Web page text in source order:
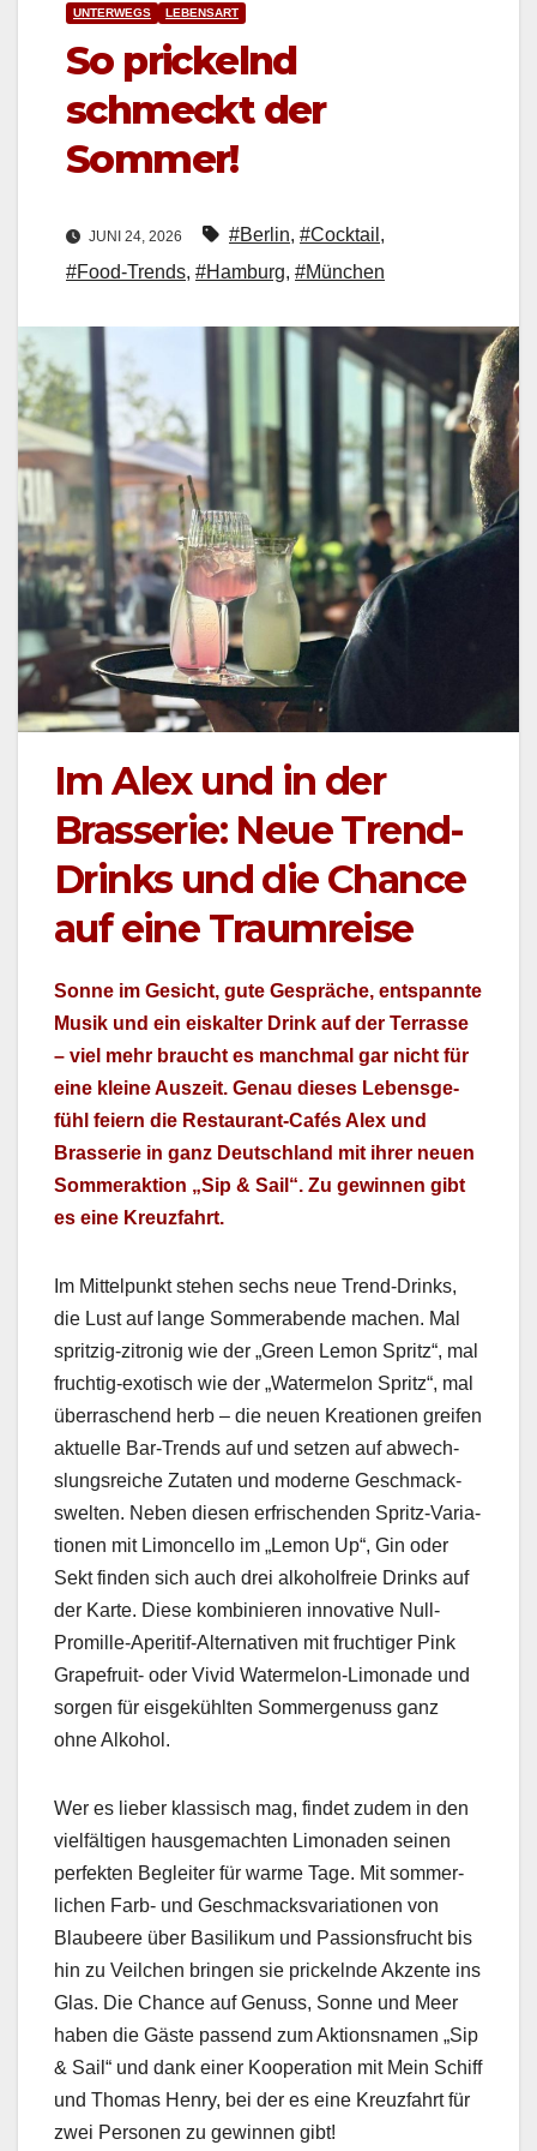
UNTERWEGS LEBENSART
So prickelnd
schmeckt der
Sommer!
JUNI 24, 2026 #Berlin, #Cocktail ,
#Food-Trends, #Hamburg, #München
Im Alex und in der
Brasserie: Neue Trend-
Drinks und die Chance
auf eine Traumreise
Sonne im Gesicht, gute Gespräche, entspan­nte
Musik und ein eiskalter Drink auf der Ter­rasse
– viel mehr braucht es manch­mal gar nicht für
eine kleine Auszeit. Genau dieses Lebens­ge­
fühl feiern die Restau­rant-Cafés Alex und
Brasserie in ganz Deutsch­land mit ihrer neuen
Som­mer­ak­tion „Sip & Sail“. Zu gewin­nen gibt
es eine Kreuz­fahrt.
Im Mit­telpunkt ste­hen sechs neue Trend-Drinks,
die Lust auf lange Som­mer­abende machen. Mal
spritzig-zitron­ig wie der „Green Lemon Spritz“, mal
fruchtig-exo­tisch wie der „Water­mel­on Spritz“, mal
über­raschend herb – die neuen Kreatio­nen greifen
aktuelle Bar-Trends auf und set­zen auf abwech­
slungsre­iche Zutat­en und mod­erne Geschmack­
swel­ten. Neben diesen erfrischen­den Spritz-Vari­a­
tio­nen mit Limon­cel­lo im „Lemon Up“, Gin oder
Sekt find­en sich auch drei alko­hol­freie Drinks auf
der Karte. Diese kom­binieren inno­v­a­tive Null-
Promille-Aper­i­tif-Alter­na­tiv­en mit fruchtiger Pink
Grape­fruit- oder Vivid Water­mel­on-Limon­ade und
sor­gen für eis­gekühlten Som­mer­genuss ganz
ohne Alko­hol.
Wer es lieber klas­sisch mag, find­et zudem in den
vielfälti­gen haus­gemacht­en Limon­aden seinen
per­fek­ten Begleit­er für warme Tage. Mit som­mer­
lichen Farb- und Geschmacksvari­a­tio­nen von
Blaubeere über Basi­likum und Pas­sions­frucht bis
hin zu Veilchen brin­gen sie prick­el­nde Akzente ins
Glas. Die Chance auf Genuss, Sonne und Meer
haben die Gäste passend zum Aktion­sna­men „Sip
& Sail“ und dank ein­er Koop­er­a­tion mit Mein Schiff
und Thomas Hen­ry, bei der es eine Kreuz­fahrt für
zwei Per­so­n­en zu gewin­nen gibt!